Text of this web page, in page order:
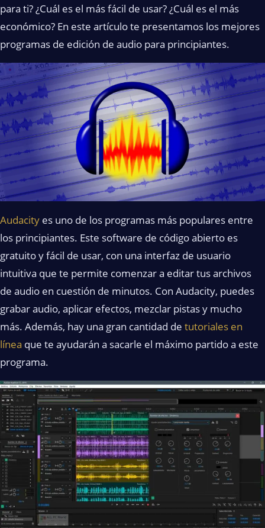
para ti? ¿Cuál es el más fácil de usar? ¿Cuál es el más
económico? En este artículo te presentamos los mejores
programas de edición de audio para principiantes.
Audacity es uno de los programas más populares entre
los principiantes. Este software de código abierto es
gratuito y fácil de usar, con una interfaz de usuario
intuitiva que te permite comenzar a editar tus archivos
de audio en cuestión de minutos. Con Audacity, puedes
grabar audio, aplicar efectos, mezclar pistas y mucho
más. Además, hay una gran cantidad de tutoriales en
línea que te ayudarán a sacarle el máximo partido a este
programa.